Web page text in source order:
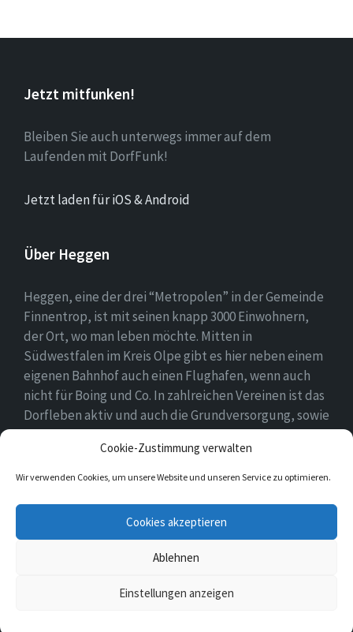
Cookie-Zustimmung verwalten
Wir verwenden Cookies, um unsere Website und unseren Service zu optimieren.
Cookies akzeptieren
Ablehnen
Einstellungen anzeigen
Jetzt mitfunken!
Bleiben Sie auch unterwegs immer auf dem
Laufenden mit DorfFunk!
Jetzt laden für iOS & Android
Über Heggen
Heggen, eine der drei “Metropolen” in der Gemeinde
Finnentrop, ist mit seinen knapp 3000 Einwohnern,
der Ort, wo man leben möchte. Mitten in
Südwestfalen im Kreis Olpe gibt es hier neben einem
eigenen Bahnhof auch einen Flughafen, wenn auch
nicht für Boing und Co. In zahlreichen Vereinen ist das
Dorfleben aktiv und auch die Grundversorgung, sowie
eine Schule und zwei Kindergärten gehören zum
Facebook Twitter